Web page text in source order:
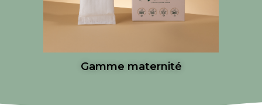
Gamme maternité